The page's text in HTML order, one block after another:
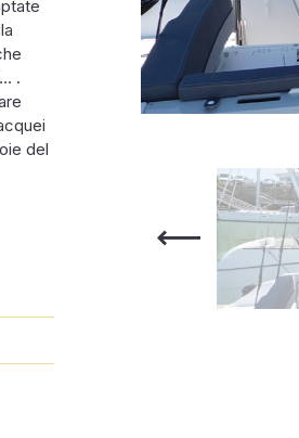
.
del